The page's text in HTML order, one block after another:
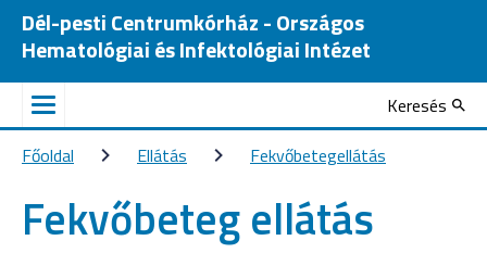
Dél-pesti Centrumkórház - Országos
Hematológiai és Infektológiai Intézet
Keresés
Főoldal
Ellátás Fekvőbetegellátás
Fekvőbeteg ellátás